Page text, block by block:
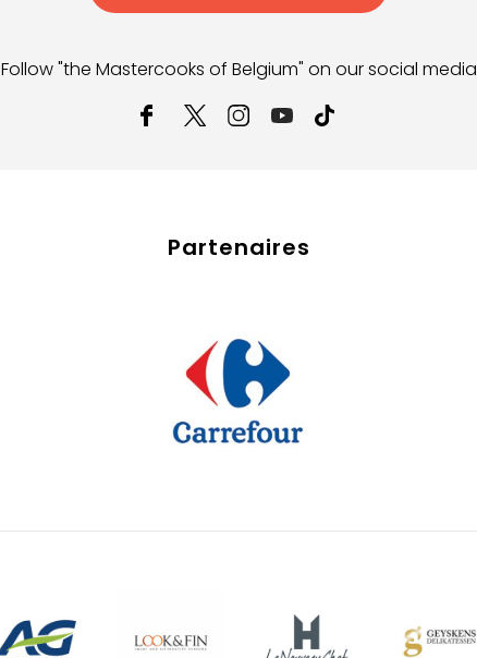
Follow "the Mastercooks of Belgium" on our social media
Partenaires